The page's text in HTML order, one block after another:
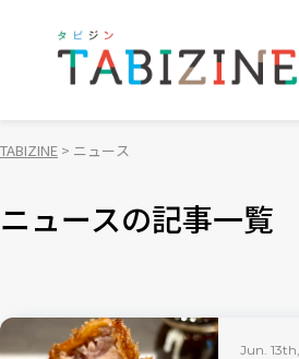
TABIZINE ニュース
ニュースの記事一覧
Jun.